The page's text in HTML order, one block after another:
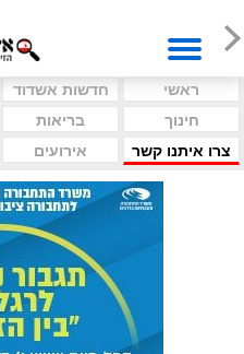
ראשי חדשות אשדוד
חינוך
בריאות
צרו איתנו קשר
אירועים